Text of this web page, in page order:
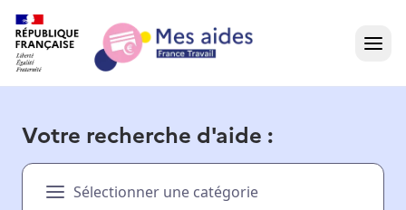
Présentation vidéo
Votre recherche d'aide :
Sélectionner une catégorie